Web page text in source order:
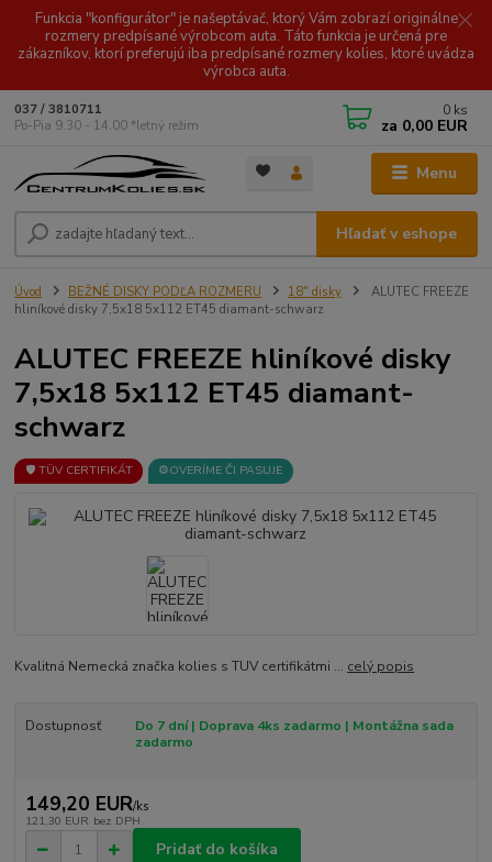
Funkcia "konfigurátor" je našeptávač, ktorý Vám zobrazí originálne
rozmery predpísané výrobcom auta. Táto funkcia je určená pre
zákazníkov, ktorí preferujú iba predpísané rozmery kolies, ktoré uvádza
výrobca auta.
Menu
Hľadať v eshope
037 / 3810711
Po-Pia 9.30 - 14.00 *letný režim
0 ks
za 0,00 EUR
Úvod BEŽNÉ DISKY PODĽA ROZMERU 18" disky
ALUTEC FREEZE
hliníkové disky 7,5x18 5x112 ET45 diamant-schwarz
ALUTEC FREEZE hliníkové disky
7,5x18 5x112 ET45 diamant-
schwarz
🛡️ TÜV CERTIFIKÁT ⚙️OVERÍME ČI PASUJE
Kvalitná Nemecká značka kolies s TUV certifikátmi ... celý popis
Dostupnosť
Do 7 dní | Doprava 4ks zadarmo | Montážna sada
zadarmo
149,20 EUR/ks
121,30 EUR bez DPH
Pridať do košíka